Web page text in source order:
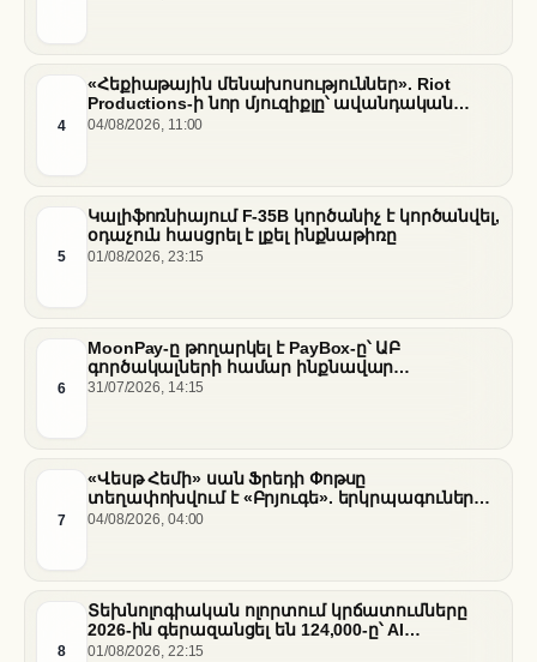
4
«Հեքիաթային մենախոսություններ». Riot
Productions-ի նոր մյուզիքլը՝ ավանդական
պատմությունների նոր վերաիմաստավորում
04/08/2026, 11:00
5
Կալիֆոռնիայում F-35B կործանիչ է կործանվել,
օդաչուն հասցրել է լքել ինքնաթիռը
01/08/2026, 23:15
6
MoonPay-ը թողարկել է PayBox-ը՝ ԱԲ
գործակալների համար ինքնավար
ֆինանսական գործարքներ ապահովելու
31/07/2026, 14:15
7
«Վեսթ Հեմի» սան Ֆրեդի Փոթսը
տեղափոխվում է «Բրյուգե». երկրպագուների
դժգոհությունը և ակումբի ռազմավարությունը
04/08/2026, 04:00
8
Տեխնոլոգիական ոլորտում կրճատումները
2026-ին գերազանցել են 124,000-ը՝ AI
ենթակառուցվածքների վերաբաշխման ֆոնին
01/08/2026, 22:15